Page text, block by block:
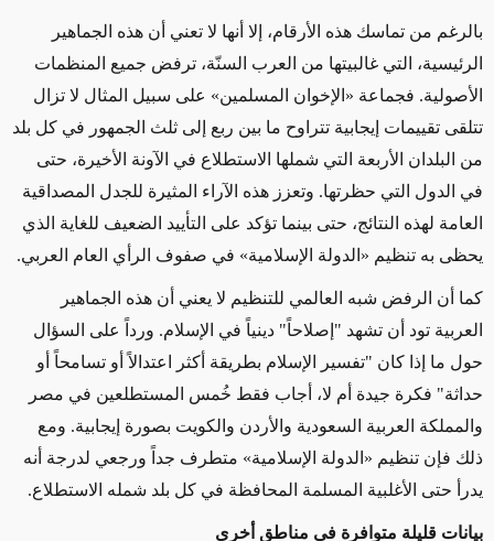
بالرغم من تماسك هذه الأرقام، إلا أنها لا تعني أن هذه الجماهير
الرئيسية، التي غالبيتها من العرب السنّة، ترفض جميع المنظمات
الأصولية. فجماعة «الإخوان المسلمين» على سبيل المثال لا تزال
تتلقى تقييمات إيجابية تتراوح ما بين ربع إلى ثلث الجمهور في كل بلد
من البلدان الأربعة التي شملها الاستطلاع في الآونة الأخيرة، حتى
في الدول التي حظرتها. وتعزز هذه الآراء المثيرة للجدل المصداقية
العامة لهذه النتائج، حتى بينما تؤكد على التأييد الضعيف للغاية الذي
يحظى به تنظيم «الدولة الإسلامية» في صفوف الرأي العام العربي.
كما أن الرفض شبه العالمي للتنظيم لا يعني أن هذه الجماهير
العربية تود أن تشهد "إصلاحاً" دينياً في الإسلام. ورداً على السؤال
حول ما إذا كان "تفسير الإسلام بطريقة أكثر اعتدالاً أو تسامحاً أو
حداثة" فكرة جيدة أم لا، أجاب فقط خُمس المستطلعين في مصر
والمملكة العربية السعودية والأردن والكويت بصورة إيجابية. ومع
ذلك فإن تنظيم «الدولة الإسلامية» متطرف جداً ورجعي لدرجة أنه
يدرأ حتى الأغلبية المسلمة المحافظة في كل بلد شمله الاستطلاع.
بيانات قليلة متوافرة في مناطق أخرى